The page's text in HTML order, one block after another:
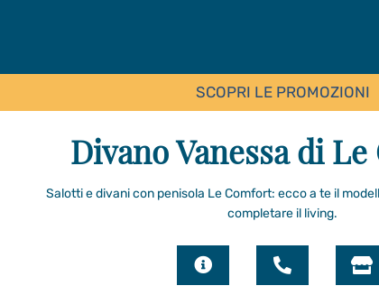
SCOPRI LE PROMOZIONI
Divano Vanessa di
Salotti e divani con penisola Le Comfort: ecco a te il
completare il living.